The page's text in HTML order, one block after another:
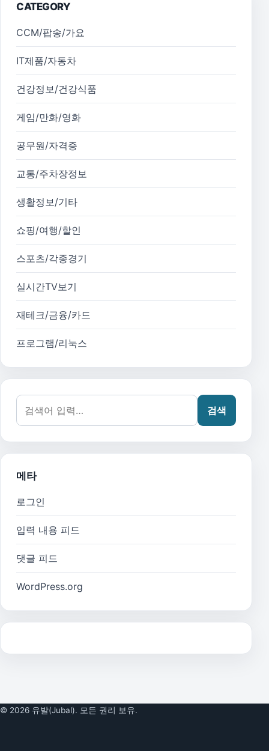
CATEGORY
CCM/팝송/가요
IT제품/자동차
건강정보/건강식품
게임/만화/영화
공무원/자격증
교통/주차장정보
생활정보/기타
쇼핑/여행/할인
스포츠/각종경기
실시간TV보기
재테크/금융/카드
프로그램/리눅스
검색어:
검색
메타
로그인
입력 내용 피드
댓글 피드
WordPress.org
© 2026 유발(Jubal). 모든 권리 보유.